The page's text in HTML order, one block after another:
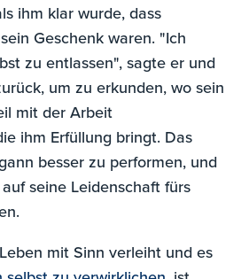
ihm klar wurde, dass
Geschenk waren. "Ich
zu entlassen", sagte er und
um zu erkunden, wo sein
mit der Arbeit
ihm Erfüllung bringt. Das
besser zu performen, und
seine Leidenschaft fürs
mit Sinn verleiht und es